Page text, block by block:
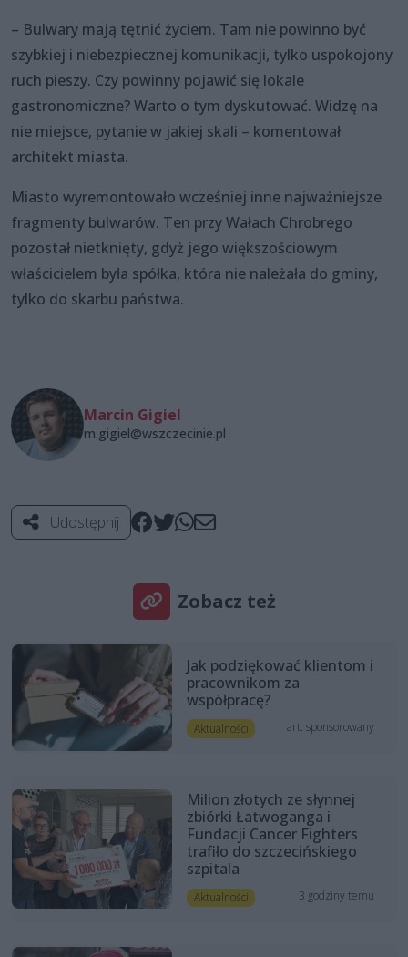
– Bulwary mają tętnić życiem. Tam nie powinno być
szybkiej i niebezpiecznej komunikacji, tylko uspokojony
ruch pieszy. Czy powinny pojawić się lokale
gastronomiczne? Warto o tym dyskutować. Widzę na
nie miejsce, pytanie w jakiej skali – komentował
architekt miasta.
Miasto wyremontowało wcześniej inne najważniejsze
fragmenty bulwarów. Ten przy Wałach Chrobrego
pozostał nietknięty, gdyż jego większościowym
właścicielem była spółka, która nie należała do gminy,
tylko do skarbu państwa.
Marcin Gigiel
m.gigiel@wszczecinie.pl
Udostępnij
Zobacz też
Jak podziękować klientom i
pracownikom za
współpracę?
Aktualności art. sponsorowany
Milion złotych ze słynnej
zbiórki Łatwoganga i
Fundacji Cancer Fighters
trafiło do szczecińskiego
szpitala
Aktualności 3 godziny temu